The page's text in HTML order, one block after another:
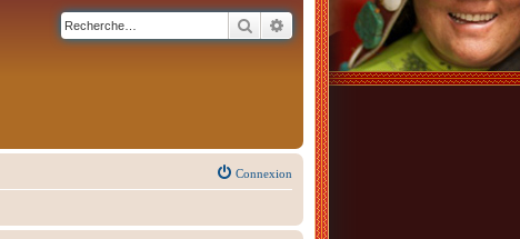
RechercherRecherche avancée
Connexion